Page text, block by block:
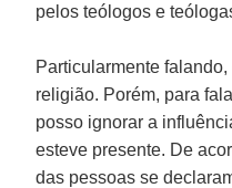
pelos teólogos e
Particularmente
religião. Porém, para
posso ignorar a
esteve presente. De
das pessoas se